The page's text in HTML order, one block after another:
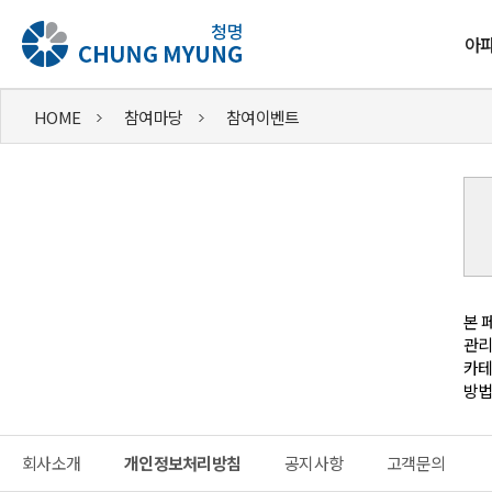
아
HOME 참여마당 참여이벤트
본
관
방
회사소개 개인정보처리방침 공지사항 고객문의